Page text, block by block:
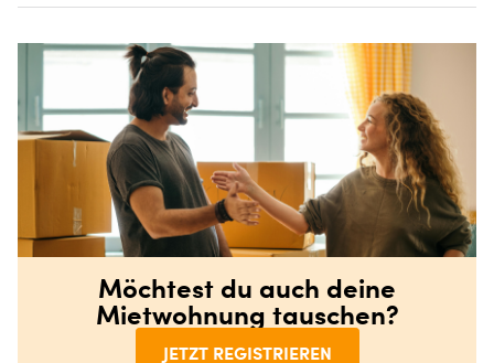
Möchtest du auch deine
Mietwohnung tauschen?
JETZT REGISTRIEREN